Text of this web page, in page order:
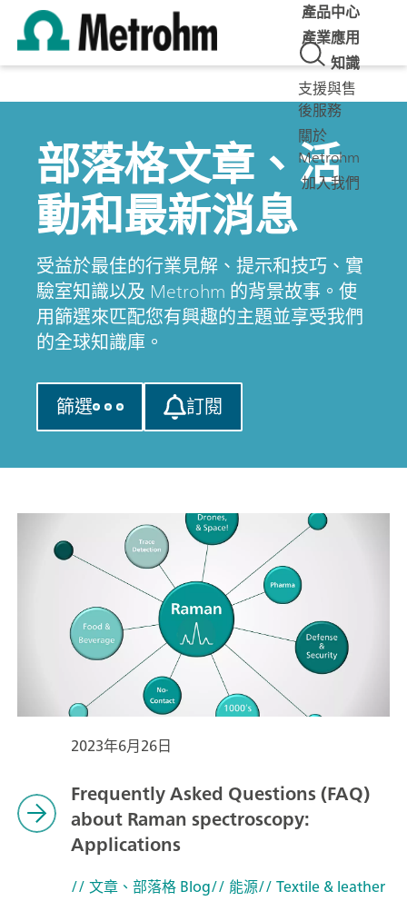
產品中心
產業應用
知識
支援與售
後服務
關於
Metrohm
加入我們
部落格文章、活
動和最新消息
受益於最佳的行業見解、提示和技巧、實
驗室知識以及 Metrohm 的背景故事。使
用篩選來匹配您有興趣的主題並享受我們
的全球知識庫。
篩選 訂閱
2023年6月26日
Frequently Asked Questions (FAQ)
about Raman spectroscopy:
Applications
// 文章、部落格 Blog// 能源// Textile & leather